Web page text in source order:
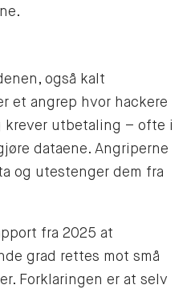
også kalt
et angrep hvor hackere
krever utbetaling – ofte i
dataene. Angriperne
og utestenger dem fra
fra 2025 at
grad rettes mot små
Forklaringen er at selv